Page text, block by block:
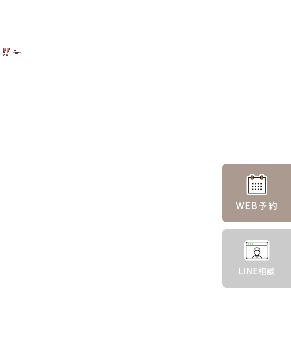
WEB予約
LINE相談